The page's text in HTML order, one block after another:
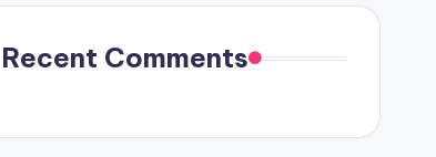
Recent Comments